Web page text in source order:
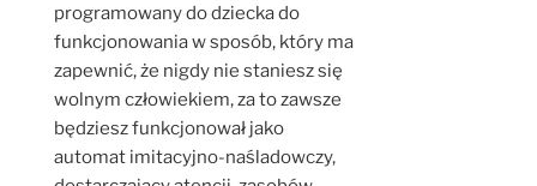
programowany do dziecka do
funkcjonowania w sposób, który ma
zapewnić, że nigdy nie staniesz się
wolnym człowiekiem, za to zawsze
będziesz funkcjonował jako
automat imitacyjno-naśladowczy,